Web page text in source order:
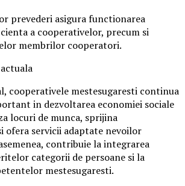
prevederi asigura functionarea
a cooperativelor, precum si
membrilor cooperatori.
cooperativele mestesugaresti continua
in dezvoltarea economiei sociale
locuri de munca, sprijina
ofera servicii adaptate nevoilor
contribuie la integrarea
categorii de persoane si la
mestesugaresti.